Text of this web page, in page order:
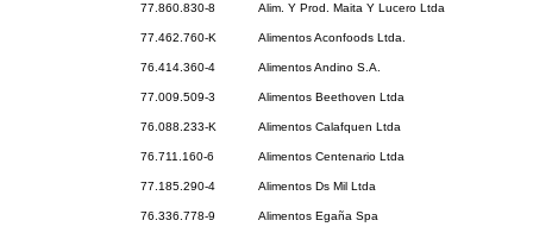
77.860.830-8 Alim. Y Prod. Maita Y Lucero Ltda
77.462.760-K Alimentos Aconfoods Ltda.
76.414.360-4 Alimentos Andino S.A.
77.009.509-3 Alimentos Beethoven Ltda
76.088.233-K Alimentos Calafquen Ltda
76.711.160-6 Alimentos Centenario Ltda
77.185.290-4 Alimentos Ds Mil Ltda
76.336.778-9 Alimentos Egaña Spa